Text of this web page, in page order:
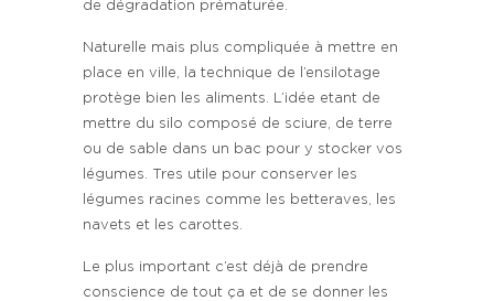
de dégradation prématurée.
Naturelle mais plus compliquée à mettre en
place en ville, la technique de l’ensilotage
protège bien les aliments. L’idée etant de
mettre du silo composé de sciure, de terre
ou de sable dans un bac pour y stocker vos
légumes. Tres utile pour conserver les
légumes racines comme les betteraves, les
navets et les carottes.
Le plus important c’est déjà de prendre
conscience de tout ça et de se donner les